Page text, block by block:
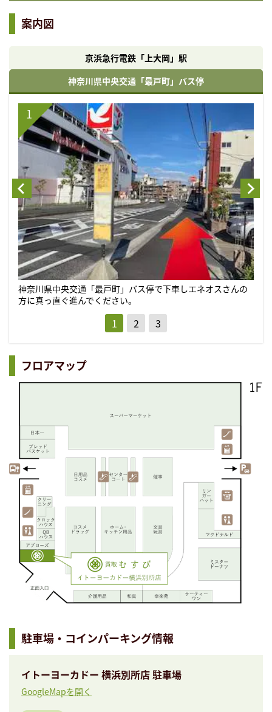
案内図
京浜急行電鉄「上大岡」駅
1
横浜市営地下鉄ブルーライン京急連絡改札口を出て真正面のエス
神奈川県中央交通「最戸町」バス停
1
神奈川県中央交通「最戸町」バス停で下車しエネオスさんの
方に真っ直ぐ進んでください。
フロアマップ
駐車場・コインパーキング情報
イトーヨーカドー 横浜別所店 駐車場
GoogleMapを開く